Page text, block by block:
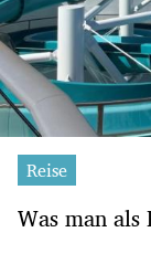
Reise
Was man